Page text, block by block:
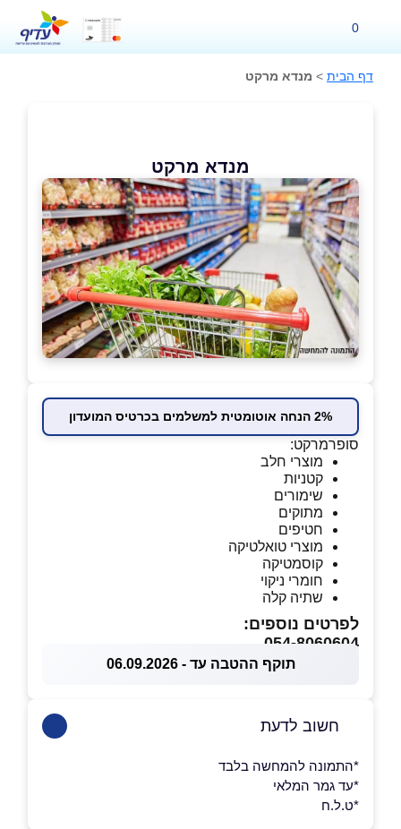
0
דף הבית > מנדא מרקט
מנדא מרקט
2% הנחה אוטומטית למשלמים בכרטיס המועדון
סופרמרקט:
מוצרי חלב
קטניות
שימורים
מתוקים
חטיפים
מוצרי טואלטיקה
קוסמטיקה
חומרי ניקוי
שתיה קלה
לפרטים נוספים:
054-8060604
תוקף ההטבה עד - 06.09.2026
חשוב לדעת
*התמונה להמחשה בלבד
*עד גמר המלאי
*ט.ל.ח